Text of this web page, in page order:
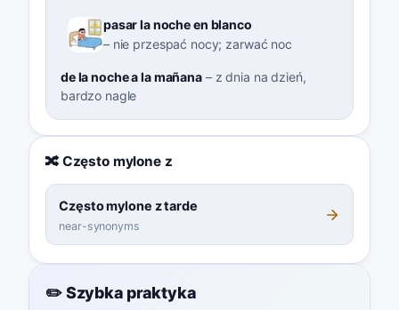
pasar la noche en blanco
– nie przespać nocy; zarwać noc
de la noche a la mañana– z dnia na dzień,
bardzo nagle
🔀 Często mylone z
Często mylone z tarde
near-synonyms
✏️ Szybka praktyka